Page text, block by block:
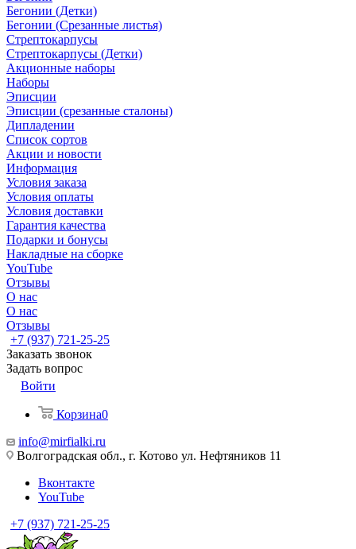
Бегонии (Детки)
Бегонии (Срезанные листья)
Стрептокарпусы
Стрептокарпусы (Детки)
Акционные наборы
Наборы
Эписции
Эписции (срезанные сталоны)
Дипладении
Список сортов
Акции и новости
Информация
Условия заказа
Условия оплаты
Условия доставки
Гарантия качества
Подарки и бонусы
Накладные на сборке
YouTube
Отзывы
О нас
О нас
Отзывы
+7 (937) 721-25-25
Заказать звонок
Задать вопрос
Войти
Корзина0
info@mirfialki.ru
Волгоградская обл., г. Котово ул. Нефтяников 11
Вконтакте
YouTube
+7 (937) 721-25-25